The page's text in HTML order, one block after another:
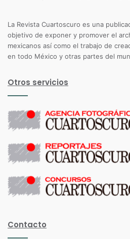
La Revista Cuartoscuro es una
objetivo de exponer y promover el
mexicanos así como el trabajo de
en todo México y otras partes del
Otros servicios
Contacto